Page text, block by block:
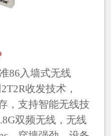
86入墙式无线
收发技术，
，支持智能无线技
双频无线，无线